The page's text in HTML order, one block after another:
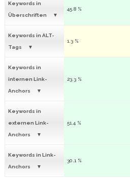
Keywords in
Überschriften
45.8 %
Keywords in ALT-
Tags
1.3 %
Keywords in
internen Link-
Anchors
23.3 %
Keywords in
externen Link-
Anchors
51.4 %
Keywords in Link-
Anchors
30.1 %